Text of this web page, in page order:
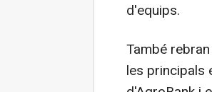
d'equips.
També
les principals